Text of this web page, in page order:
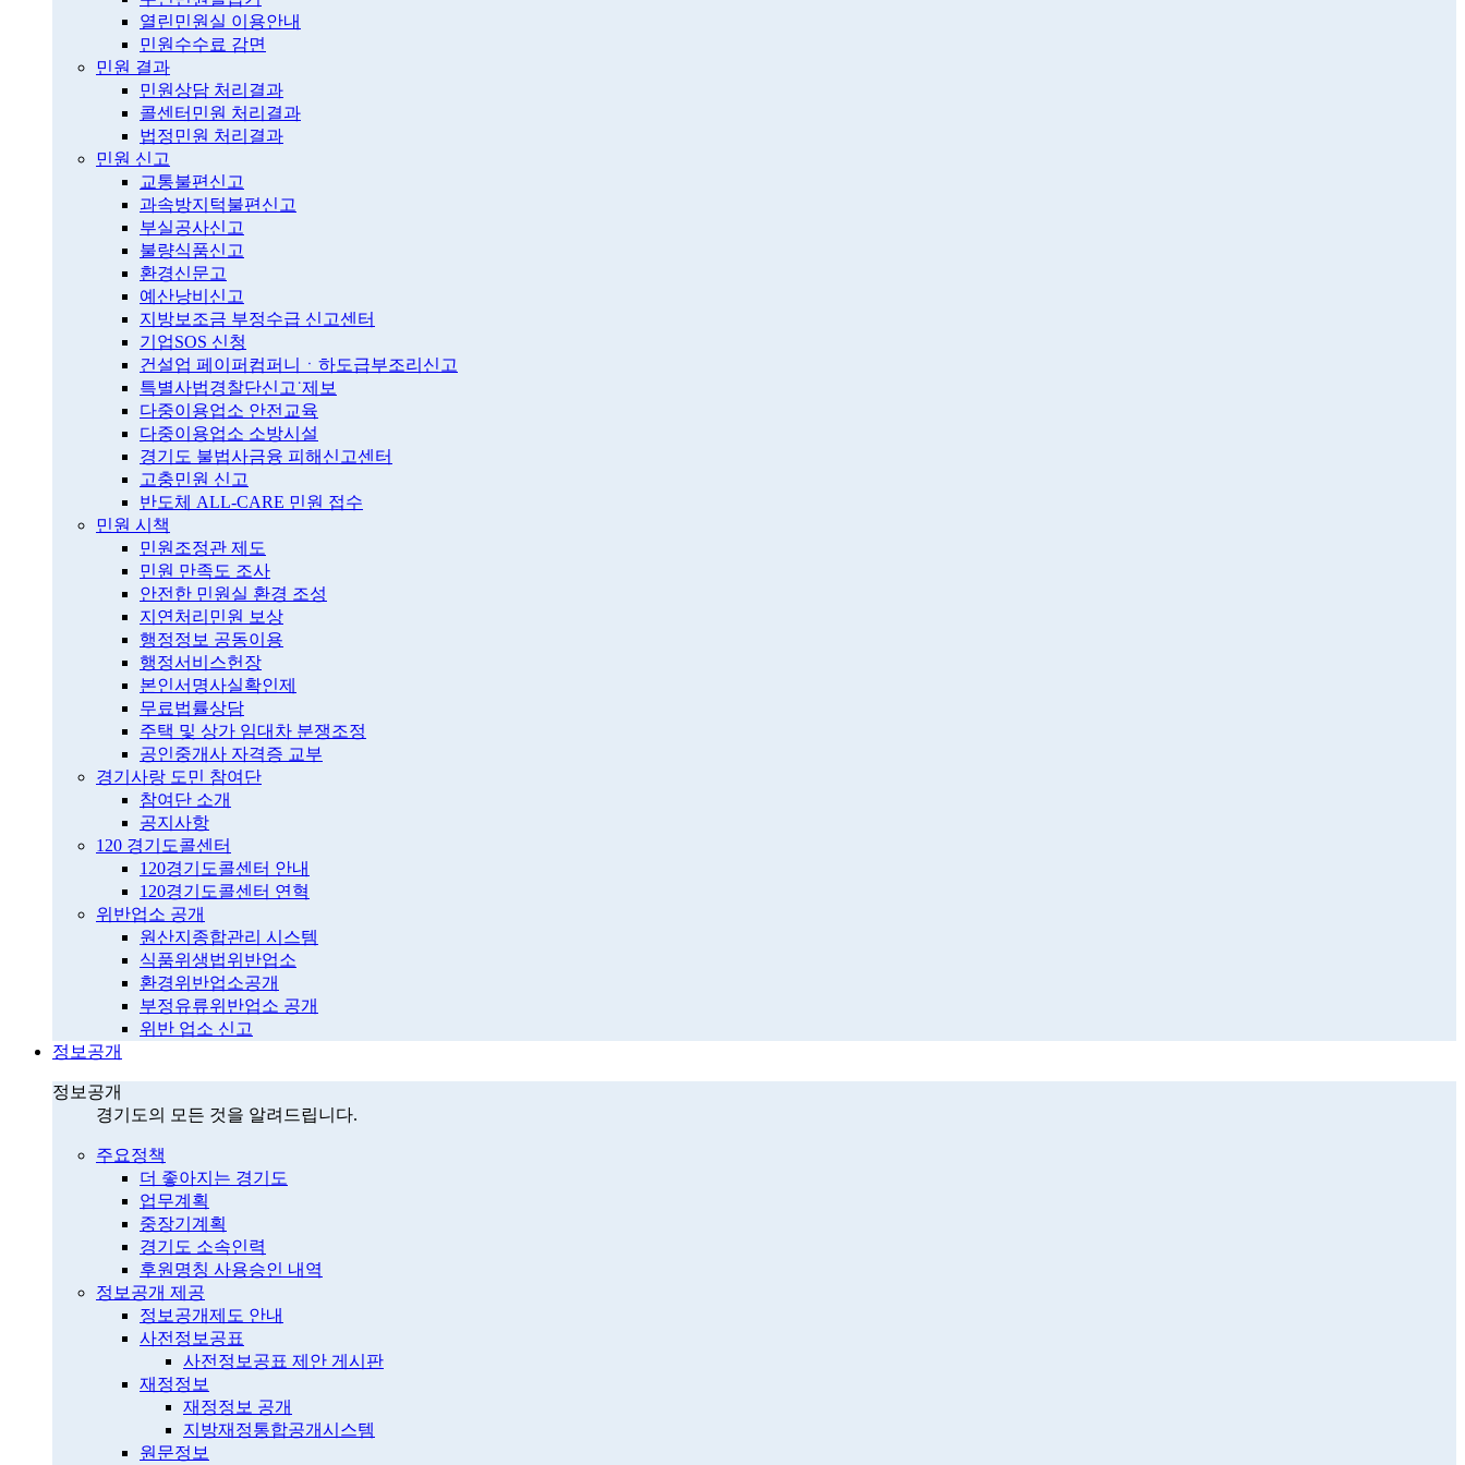
열린민원실 이용안내
민원수수료 감면
민원 결과
민원상담 처리결과
콜센터민원 처리결과
법정민원 처리결과
민원 신고
교통불편신고
과속방지턱불편신고
부실공사신고
불량식품신고
환경신문고
예산낭비신고
지방보조금 부정수급 신고센터
기업SOS 신청
건설업 페이퍼컴퍼니ㆍ하도급부조리신고
특별사법경찰단신고˙제보
다중이용업소 안전교육
다중이용업소 소방시설
경기도 불법사금융 피해신고센터
고충민원 신고
반도체 ALL-CARE 민원 접수
민원 시책
민원조정관 제도
민원 만족도 조사
안전한 민원실 환경 조성
지연처리민원 보상
행정정보 공동이용
행정서비스헌장
본인서명사실확인제
무료법률상담
주택 및 상가 임대차 분쟁조정
공인중개사 자격증 교부
경기사랑 도민 참여단
참여단 소개
공지사항
120 경기도콜센터
120경기도콜센터 안내
120경기도콜센터 연혁
위반업소 공개
원산지종합관리 시스템
식품위생법위반업소
환경위반업소공개
부정유류위반업소 공개
위반 업소 신고
정보공개
정보공개
경기도의 모든 것을 알려드립니다.
주요정책
더 좋아지는 경기도
업무계획
중장기계획
경기도 소속인력
후원명칭 사용승인 내역
정보공개 제공
정보공개제도 안내
사전정보공표
사전정보공표 제안 게시판
재정정보
재정정보 공개
지방재정통합공개시스템
원문정보